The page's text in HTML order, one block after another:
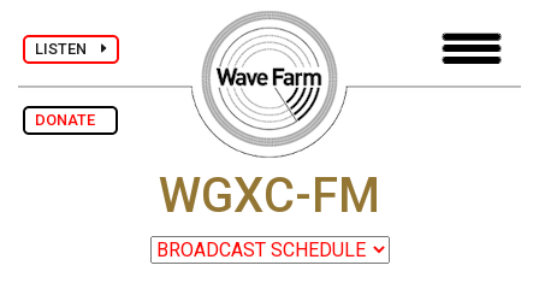
LISTEN
DONATE
WGXC-FM